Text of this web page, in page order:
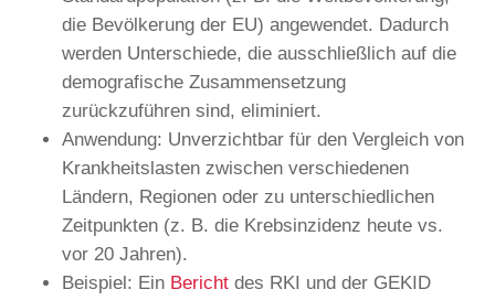
die Bevölkerung der EU) angewendet. Dadurch
werden Unterschiede, die ausschließlich auf die
demografische Zusammensetzung
zurückzuführen sind, eliminiert.
Anwendung: Unverzichtbar für den Vergleich von
Krankheitslasten zwischen verschiedenen
Ländern, Regionen oder zu unterschiedlichen
Zeitpunkten (z. B. die Krebsinzidenz heute vs.
vor 20 Jahren).
Beispiel: Ein Bericht des RKI und der GEKID